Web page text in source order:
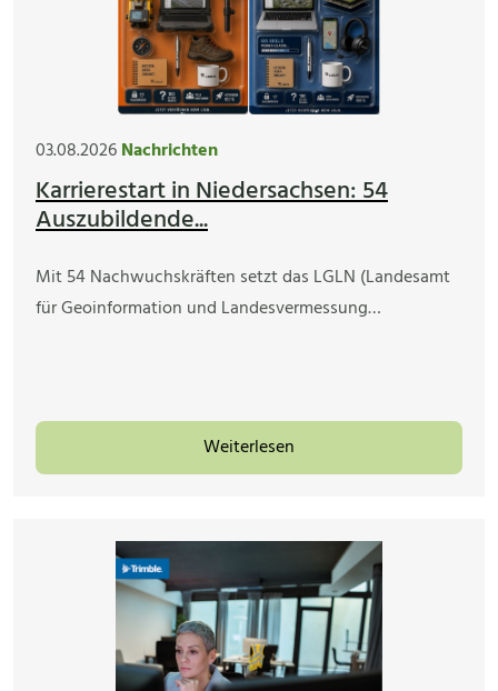
03.08.2026Nachrichten
Karrierestart in Niedersachsen: 54
Auszubildende...
Mit 54 Nachwuchskräften setzt das LGLN (Landesamt
für Geoinformation und Landesvermessung…
Weiterlesen